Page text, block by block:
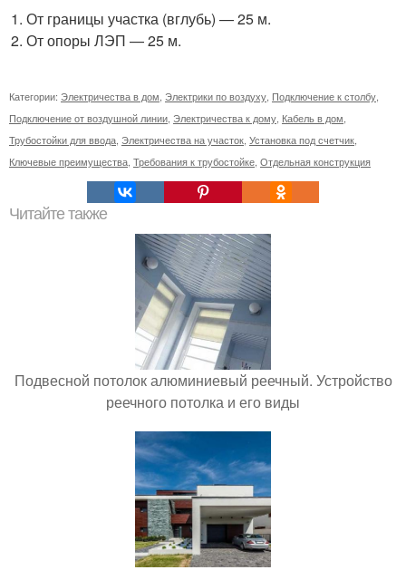
От границы участка (вглубь) — 25 м.
От опоры ЛЭП — 25 м.
Категории: Электричества в дом Электрики по воздуху Подключение к столбу
Подключение от воздушной линии Электричества к дому Кабель в дом
Трубостойки для ввода Электричества на участок Установка под счетчик
Ключевые преимущества Требования к трубостойке Отдельная конструкция
Читайте также
Подвесной потолок алюминиевый реечный. Устройство
реечного потолка и его виды